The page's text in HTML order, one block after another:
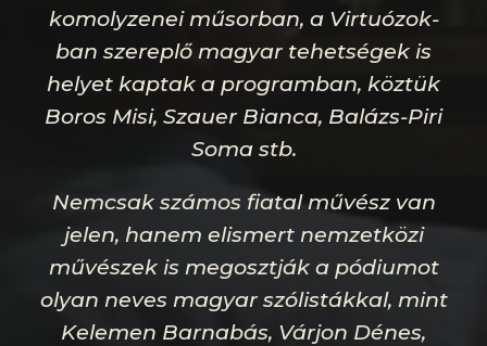
komolyzenei műsorban, a Virtuózok-
ban szereplő magyar tehetségek is
helyet kaptak a programban, köztük
Boros Misi, Szauer Bianca, Balázs-Piri
Soma stb.
Nemcsak számos fiatal művész van
jelen, hanem elismert nemzetközi
művészek is megosztják a pódiumot
olyan neves magyar szólistákkal, mint
Kelemen Barnabás, Várjon Dénes,